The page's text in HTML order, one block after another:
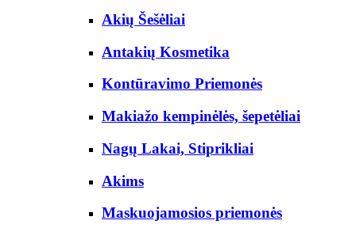
Akių Šešėliai
Antakių Kosmetika
Kontūravimo Priemonės
Makiažo kempinėlės, šepetėliai
Nagų Lakai, Stiprikliai
Akims
Maskuojamosios priemonės